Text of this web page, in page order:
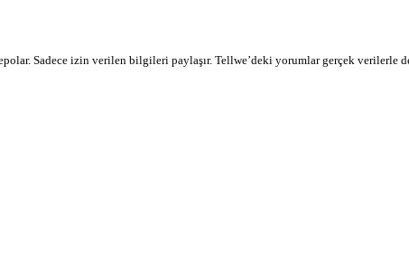
Sadece izin verilen bilgileri paylaşır. Tellwe’deki yorumlar gerçek verilerle